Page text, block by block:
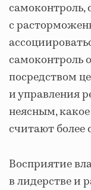
самоконтроль,
с
самоконтроль
посредством
и управления
неясным,
считают
Восприятие
в лидерстве и